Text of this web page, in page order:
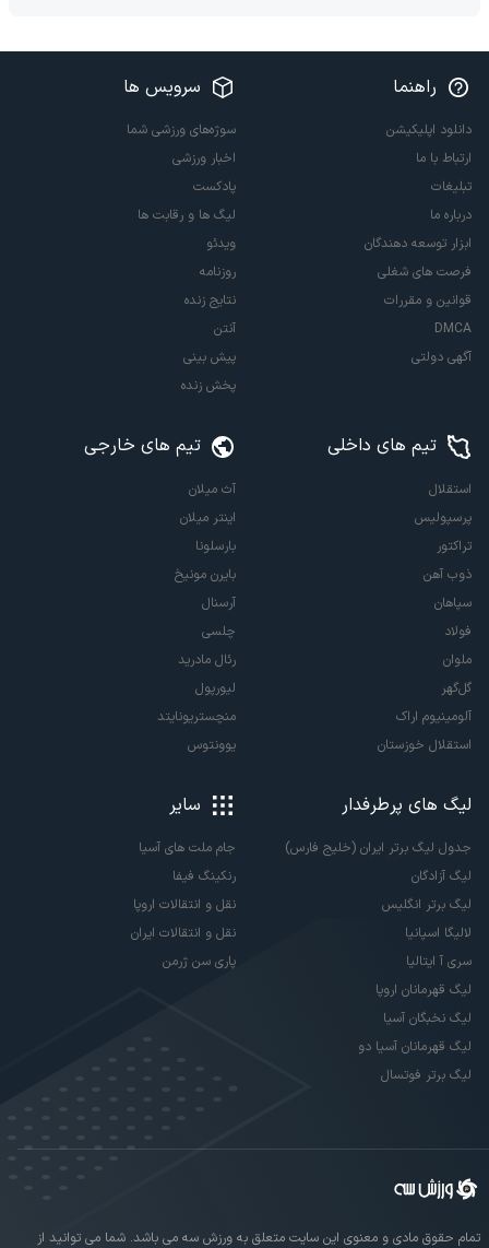
راهنما
دانلود اپلیکیشن
ارتباط با ما
تبلیغات
درباره ما
ابزار توسعه دهندگان
فرصت های شغلی
قوانین و مقررات
DMCA
آگهی دولتی
سرویس ها
سوژه‌های ورزشی شما
اخبار ورزشی
پادکست
لیگ ها و رقابت ها
ویدئو
روزنامه
نتایج زنده
آنتن
پیش بینی
پخش زنده
تیم های داخلی
استقلال
پرسپولیس
تراکتور
ذوب آهن
سپاهان
فولاد
ملوان
گل‌گهر
آلومینیوم اراک
استقلال خوزستان
تیم های خارجی
آث میلان
اینتر میلان
بارسلونا
بایرن مونیخ
آرسنال
چلسی
رئال مادرید
لیورپول
منچستریونایتد
یوونتوس
لیگ های پرطرفدار
جدول لیگ برتر ایران (خلیج فارس)
لیگ آزادگان
لیگ برتر انگلیس
لالیگا اسپانیا
سری آ ایتالیا
لیگ قهرمانان اروپا
لیگ نخبگان آسیا
لیگ قهرمانان آسیا دو
لیگ برتر فوتسال
سایر
جام ملت های آسیا
رنکینگ فیفا
نقل و انتقالات اروپا
نقل و انتقالات ایران
پاری سن ژرمن
تمام حقوق مادی و معنوی این سایت متعلق به ورزش سه می باشد. شما می توانید از